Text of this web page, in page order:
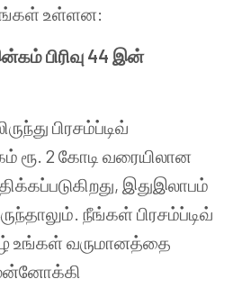
உள்ளன:
பிரிவு 44 இன்
பிரசம்ப்டிவ்
2 கோடி வரையிலான
இதுஇலாபம்
நீங்கள் பிரசம்ப்டிவ்
உங்கள் வருமானத்தை